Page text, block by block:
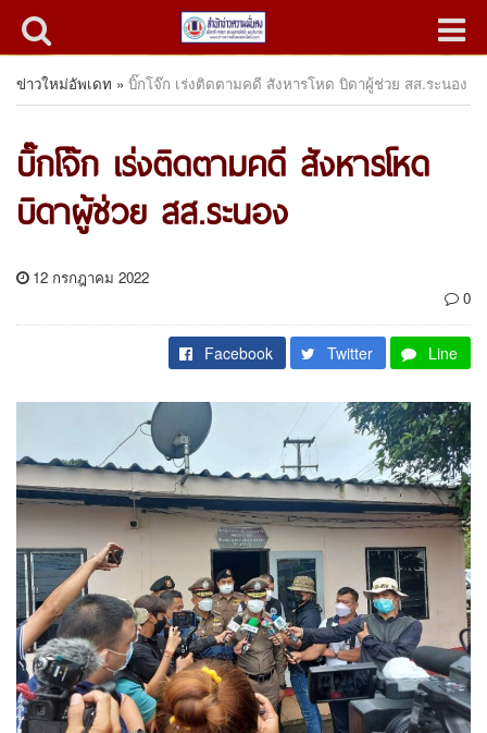
ข่าวใหม่อัพเดท » บิ๊กโจ๊ก เร่งติดตามคดี สังหารโหด บิดาผู้ช่วย สส.ระนอง
บิ๊กโจ๊ก เร่งติดตามคดี สังหารโหด
บิดาผู้ช่วย สส.ระนอง
12 กรกฎาคม 2022
0
Facebook Twitter Line